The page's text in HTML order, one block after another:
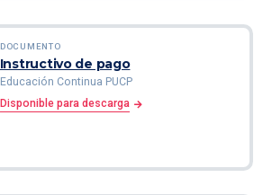
DOCUMENTO
Instructivo de pago
Educación Continua PUCP
Disponible para descarga